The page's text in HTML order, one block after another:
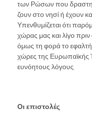
των Ρώσων που
ζουν στο νησί ή έχουν
Υπενθυμίζεται ότι
χώρας μας και λίγο
όμως τη φορά το
χώρες της Ευρωπαϊκής
ευνόητους λόγους.
Οι επιστολές